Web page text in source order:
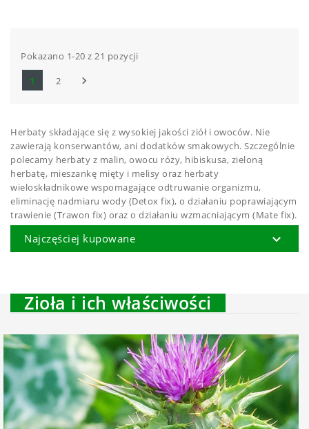
Pokazano 1-20 z 21 pozycji
1
2 
Herbaty składające się z wysokiej jakości ziół i owoców. Nie
zawierają konserwantów, ani dodatków smakowych. Szczególnie
polecamy herbaty z malin, owocu róży, hibiskusa, zieloną
herbatę, mieszankę mięty i melisy oraz herbaty
wieloskładnikowe wspomagające odtruwanie organizmu,
eliminację nadmiaru wody (Detox fix), o działaniu poprawiającym
trawienie (Trawon fix) oraz o działaniu wzmacniającym (Mate fix).
Najczęściej kupowane 
Zioła i ich właściwości